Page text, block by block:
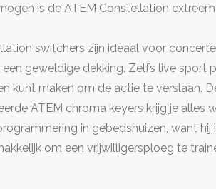
is de ATEM Constellation
switchers zijn ideaal voor
geweldige dekking. Zelfs live sport
kunt maken om de actie te verslaan.
ATEM chroma keyers krijg je
in gebedshuizen, want
om een vrijwilligersploeg te